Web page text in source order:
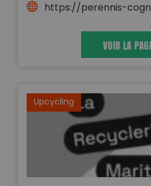
https://perennis-
VOIR LA
Upcycling